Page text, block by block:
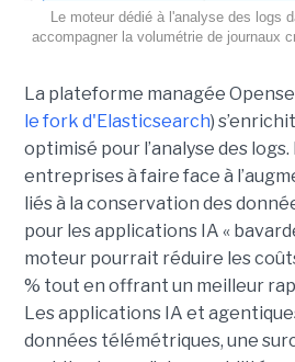
Le moteur dédié à l'analyse des logs
accompagner la volumétrie de journaux
La plateforme managée
le fork d'Elasticsearch)
optimisé pour l’analyse des
entreprises à faire face à
liés à la conservation des
pour les applications IA «
moteur pourrait réduire les
% tout en offrant un meilleur
Les applications IA et
données télémétriques, une